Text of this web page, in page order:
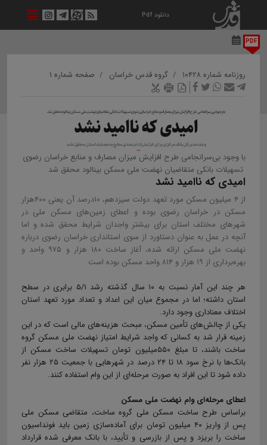
دانلود Pdf
PDF
روزنامه شماره ۱۰۴۲۸ گروه قدس خراسان صفحه شماره ۱
با وجود بی‌سرانجامی طرح افزایش میزان مصارف و منابع خراسان رضوی
تسهیلات بانکی متقاضیان نهضت ملی مسکن بینالود محقق شد
امیدی که ناامید نشد
از ۴ میلیون مسکن مورد تعهد دولت سیزدهم، ۱۰درصد آن یعنی ۴۰۰هزار
مسکن در خراسان رضوی بوده و اعطای زمین‌های مسکن ملی در
شهرهای مختلف استان برای بیشتر واجدان شرایط محقق شده و اما
آنچه در عمل به عنوان دستاورد از سوی استانداری خراسان رضوی درباره
نهضت ملی مسکن ارائه شده، آغاز ساخت ۱۸۰ هزار و ۹۷۵ واحد و
بهره‌برداری از ۱۹ هزار و ۸۱۴ واحد مسکن بوده است.
هر چند این آمار نسبت به ۱۰ سال گذشته رشد ۵/۱ برابری در سطح
استان داشته؛ اما در مجموع میان این اعداد و تعداد مورد تعهد استان
اختلاف معناداری وجود دارد.
یکی از چالش‌های تأمین مسکن، مبحث هزینه‌های مالی است که در این
زمینه قرار شد به کسانی که واجد شرایط امتیاز نهضت ملی مسکن گروه
ساخت باشند، تا مبلغ ۵۵۰میلیون تومان تسهیلات ساخت مسکن از
بانک‌ها با نرخ سود ۱۸ تا ۲۴ درصد در شهرهایی با جمعیت ۲۵ هزار نفر
داده شود تا این افراد به صورت مرحله‌ای از این وام استفاده کنند.
اعطای مرحله‌ای وام نهضت ملی مسکن
براساس طرح ساخت مسکن ملی گروه ساخت، متقاضی مسکن ملی
پس از واریز ۴۰ میلیون تومان برای آماده‌سازی زمین باید فونداسیون
ساخت را بریزد و پس از بازرسی و تأیید، با بانک معرفی شده قرارداد